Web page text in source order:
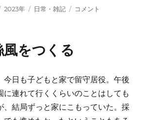
カ
ー
2023年
タ
日常・雑記
新
コメント
風をつくる
今日も子どもと家で留守居役。午後
に連れて行くくらいのことはしても
、結局ずっと家にこもっていた。採